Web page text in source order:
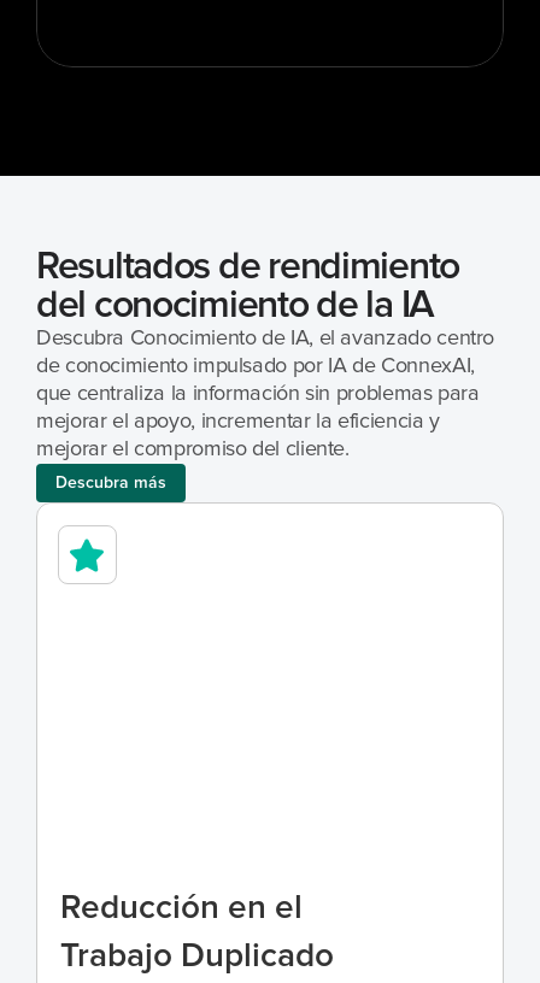
Resultados de rendimiento
del conocimiento de la IA
Descubra Conocimiento de IA, el avanzado centro
de conocimiento impulsado por IA de ConnexAI,
que centraliza la información sin problemas para
mejorar el apoyo, incrementar la eficiencia y
mejorar el compromiso del cliente.
Descubra más
Reducción en el
Trabajo Duplicado